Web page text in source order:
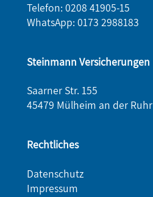
Telefon: 0208 41905-15
WhatsApp: 0173 2988183
Steinmann Versicherungen
Saarner Str. 155
45479 Mülheim an der Ruhr
Rechtliches
Datenschutz
Impressum